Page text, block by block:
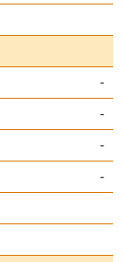
-
-
-
-